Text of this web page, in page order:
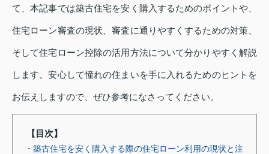
て、本記事では築古住宅を安く購入するためのポイントや、
住宅ローン審査の現状、審査に通りやすくするための対策、
そして住宅ローン控除の活用方法について分かりやすく解説
します。安心して憧れの住まいを手に入れるためのヒントを
お伝えしますので、ぜひ参考になさってください。
【目次】
・築古住宅を安く購入する際の住宅ローン利用の現状と注